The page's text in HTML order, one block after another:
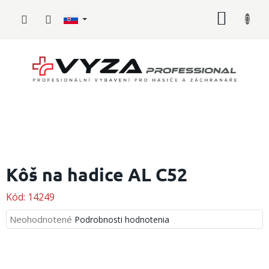
Požiarny
šport
Zdravotnícke
Kôš na hadice AL C52
Kód: 14249
Priemerné
hodnotenie
Neohodnotené Podrobnosti hodnotenia